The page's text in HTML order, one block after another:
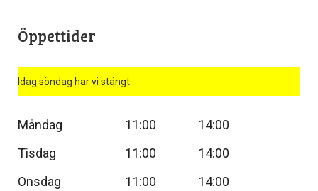
Öppettider
Idag söndag har vi stängt.
Måndag 11:00
14:00
Tisdag
11:00
14:00
Onsdag
11:00
14:00